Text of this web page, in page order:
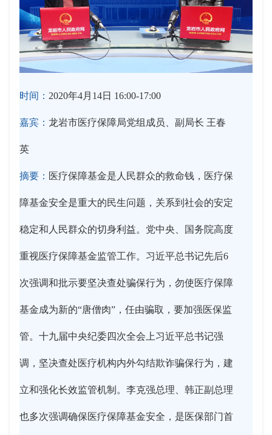
时间： 2020年4月14日 16:00-17:00
嘉宾： 龙岩市医疗保障局党组成员、副局长 王春
英
摘要： 医疗保障基金是人民群众的救命钱，医疗保
障基金安全是重大的民生问题，关系到社会的安定
稳定和人民群众的切身利益。党中央、国务院高度
重视医疗保障基金监管工作。习近平总书记先后6
次强调和批示要坚决查处骗保行为，勿使医疗保障
基金成为新的“唐僧肉”，任由骗取，要加强医保监
管。十九届中央纪委四次全会上习近平总书记强
调，坚决查处医疗机构内外勾结欺诈骗保行为，建
立和强化长效监管机制。李克强总理、韩正副总理
也多次强调确保医疗保障基金安全，是医保部门首